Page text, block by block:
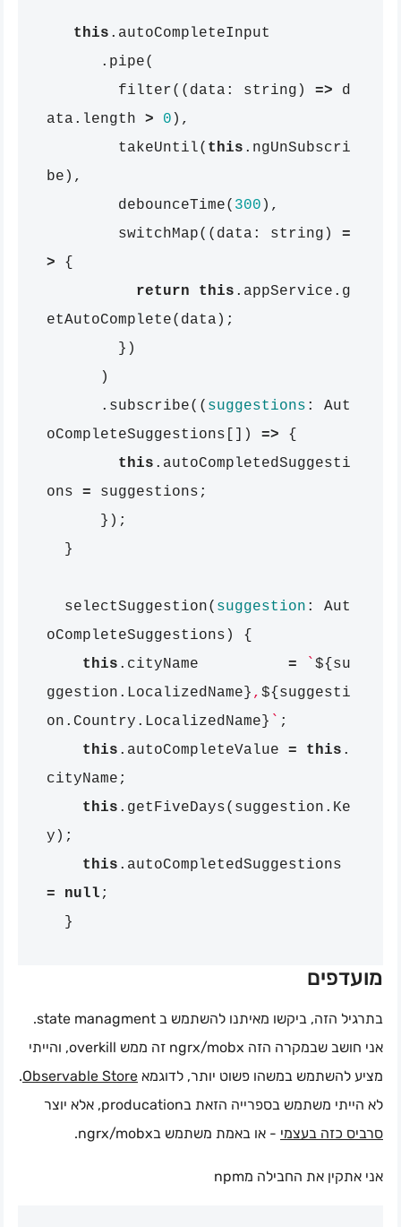
this . autoCompleteInput
. pipe(
filter(( data : string ) =>
d
ata . length > 0 ),
takeUntil( this . ngUnSubscri
be ),
debounceTime( 300 ),
switchMap(( data : string )
=
>
{
return
this . appService . g
etAutoComplete( data );
})
)
. subscribe(( suggestions :
Aut
oCompleteSuggestions []) =>
{
this . autoCompletedSuggesti
ons
= suggestions ;
});
}
selectSuggestion( suggestion :
Aut
oCompleteSuggestions )
{
this . cityName = `${ su
ggestion . LocalizedName } , ${ suggesti
on . Country . LocalizedName } ` ;
this . autoCompleteValue = this .
cityName ;
this . getFiveDays( suggestion . Ke
y );
this . autoCompletedSuggestions
=
null ;
}
מועדפים
בתרגיל הזה, ביקשו מאיתנו להשתמש ב state managment.
אני חושב שבמקרה הזה ngrx/mobx זה ממש overkill, והייתי
מציע להשתמש במשהו פשוט יותר, לדוגמא Observable Store
.
לא הייתי משתמש בספרייה הזאת בproducation, אלא יוצר
סרביס כזה בעצמי - או באמת משתמש בngrx/mobx.
אני אתקין את החבילה מnpm